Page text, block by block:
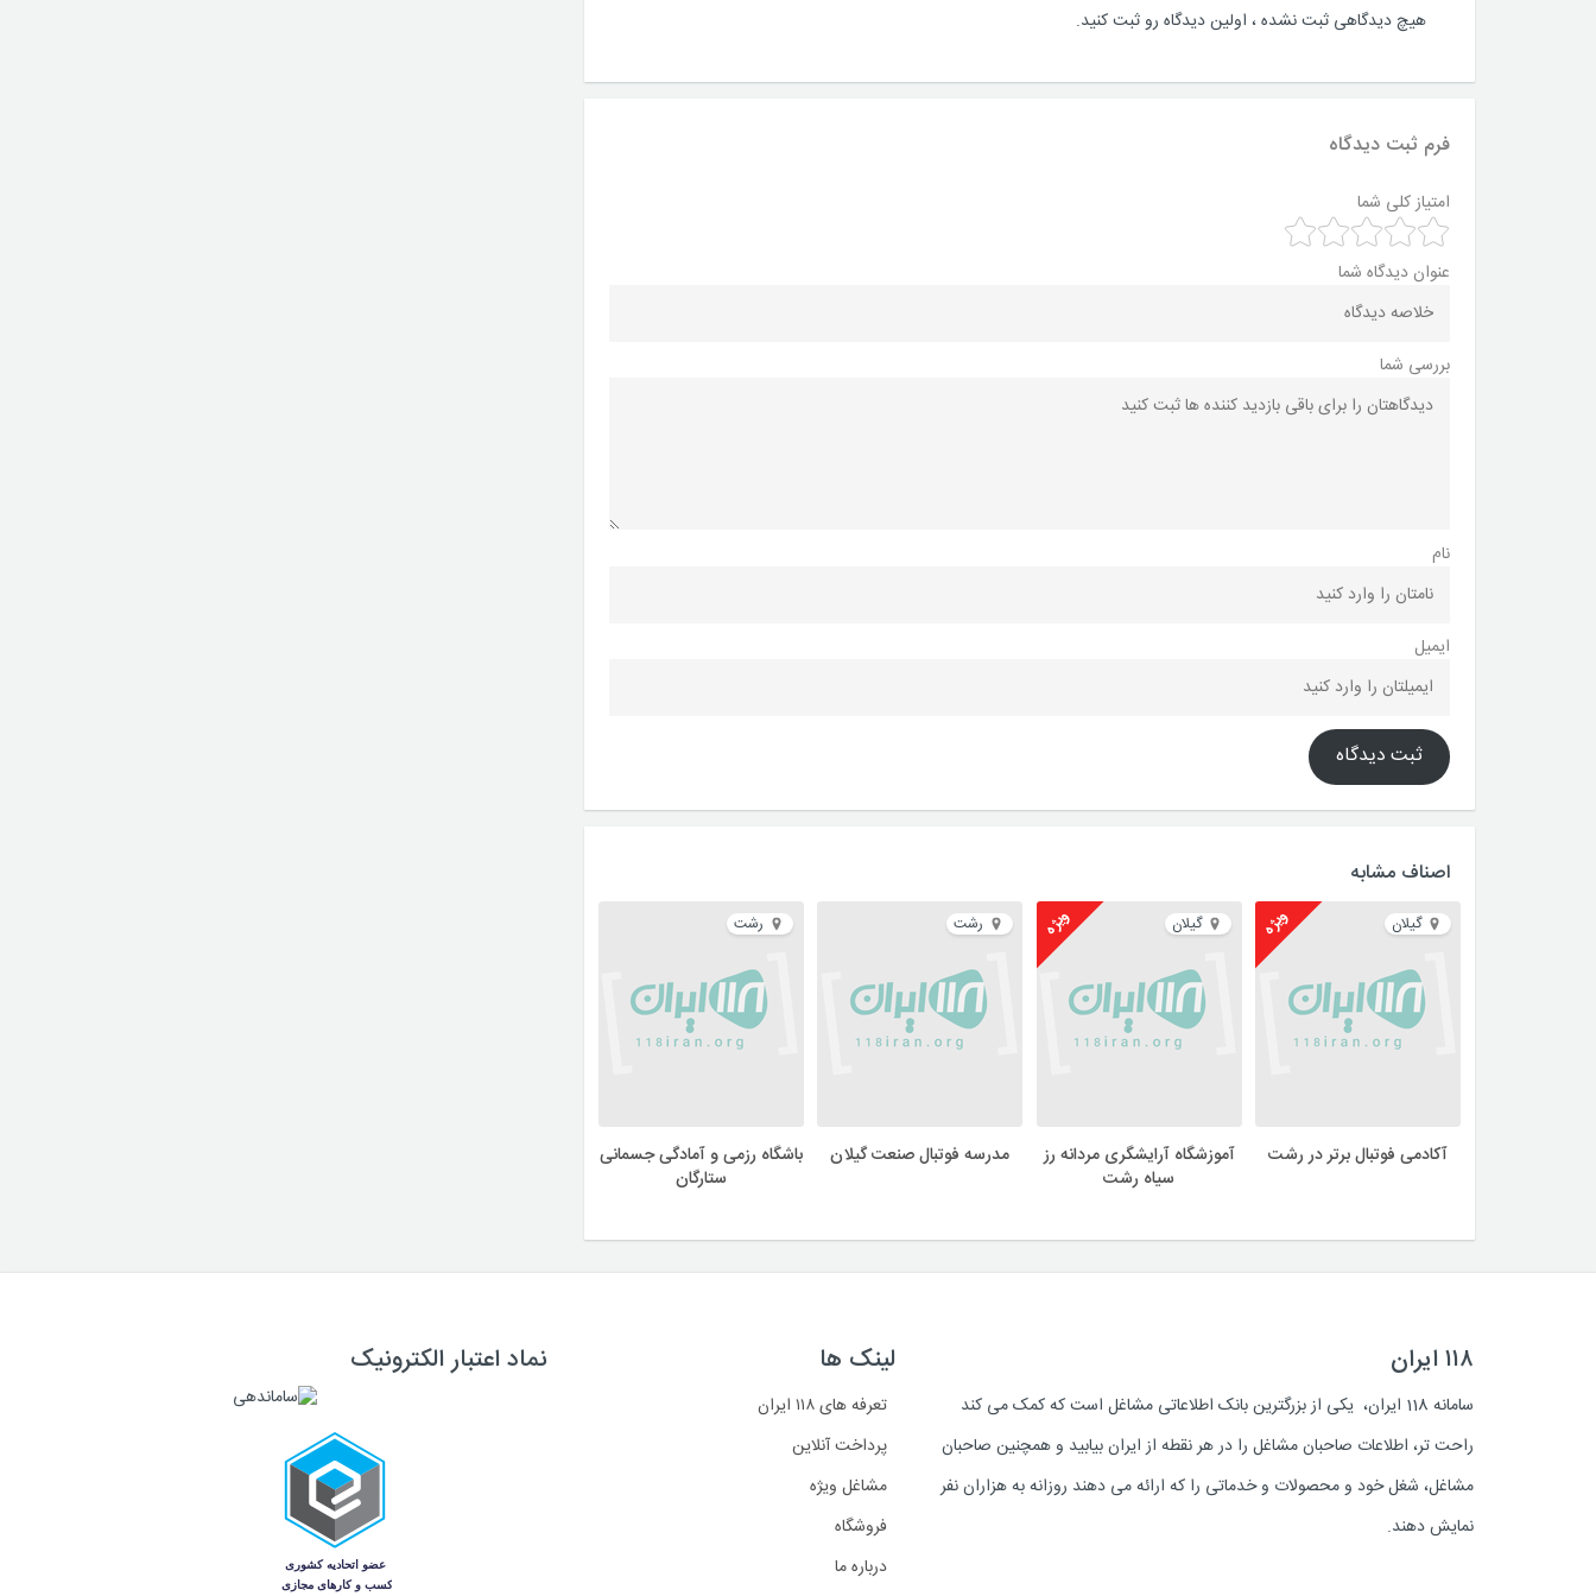
هیچ دیدگاهی ثبت نشده ، اولین دیدگاه رو ثبت کنید.
فرم ثبت دیدگاه
امتیاز کلی شما
عنوان دیدگاه شما
بررسی شما
نام
ایمیل
ثبت دیدگاه
اصناف مشابه
گیلان ویژه
آکادمی فوتبال برتر در رشت
گیلان ویژه
آموزشگاه آرایشگری مردانه رز
سیاه رشت
رشت
مدرسه فوتبال صنعت گیلان
رشت
باشگاه رزمی و آمادگی جسمانی
ستارگان
۱۱۸ ایران
سامانه 118 ایران، یکی از بزرگترین بانک اطلاعاتی مشاغل است که کمک می کند
راحت تر، اطلاعات صاحبان مشاغل را در هر نقطه از ایران بیابید و همچنین صاحبان
مشاغل، شغل خود و محصولات و خدماتی را که ارائه می دهند روزانه به هزاران نفر
نمایش دهند.
لینک ها
تعرفه های ۱۱۸ ایران
پرداخت آنلاین
مشاغل ویژه
فروشگاه
درباره ما
نماد اعتبار الکترونیک